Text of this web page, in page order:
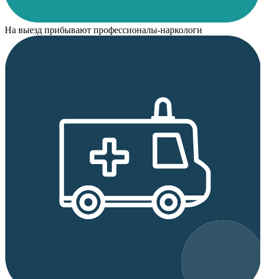
На выезд прибывают профессионалы-наркологи